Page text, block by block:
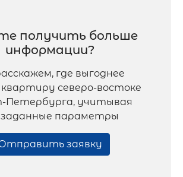
получить больше
информации?
где выгоднее
северо-востоке
Петербурга, учитывая
заданные параметры
заявку